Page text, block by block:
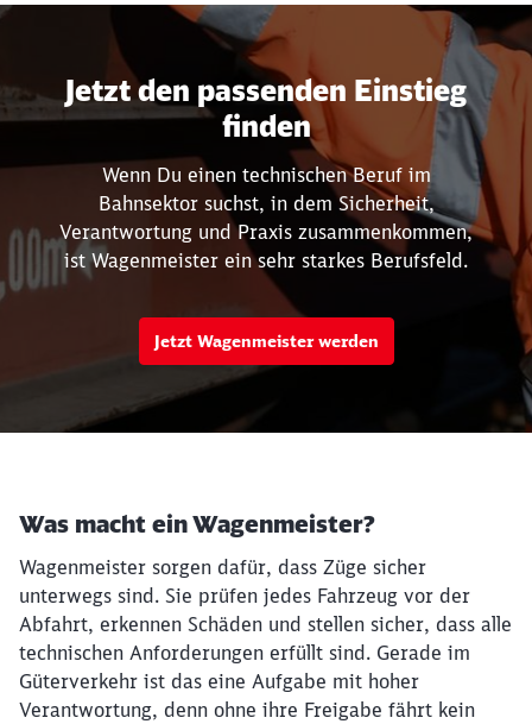
Jetzt den passenden Einstieg
finden
Wenn Du einen technischen Beruf im
Bahnsektor suchst, in dem Sicherheit,
Verantwortung und Praxis zusammenkommen,
ist Wagenmeister ein sehr starkes Berufsfeld.
Jetzt Wagenmeister werden
Was macht ein Wagenmeister?
Wagenmeister sorgen dafür, dass Züge sicher
unterwegs sind. Sie prüfen jedes Fahrzeug vor der
Abfahrt, erkennen Schäden und stellen sicher, dass alle
technischen Anforderungen erfüllt sind. Gerade im
Güterverkehr ist das eine Aufgabe mit hoher
Verantwortung, denn ohne ihre Freigabe fährt kein